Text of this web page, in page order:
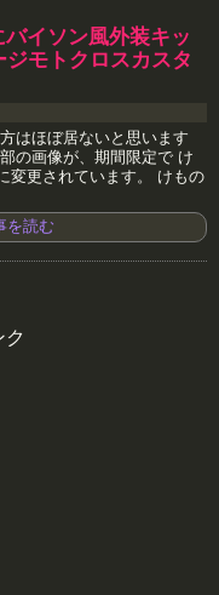
バイソン風外装キッ
ジモトクロスカスタ
はほぼ居ないと思います
の画像が、期間限定で け
変更されています。 けもの
を読む